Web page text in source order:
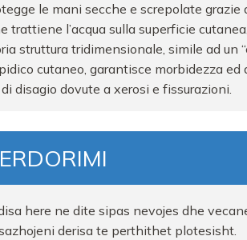
le mani secche e screpolate grazie
trattiene l’acqua sulla superficie
struttura tridimensionale, simile ad un
cutaneo, garantisce morbidezza ed
disagio dovute a xerosi e fissurazioni.
here ne dite sipas nevojes dhe
derisa te perthithet plotesisht.